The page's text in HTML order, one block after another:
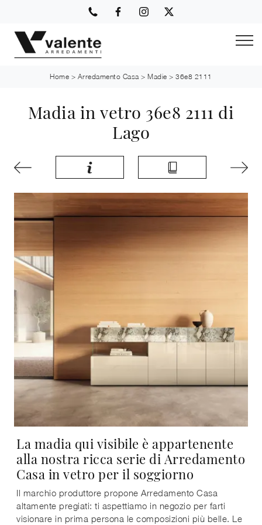
Home > Arredamento Casa >Madie >36e8 2111
Madia in vetro 36e8 2111 di
Lago
La madia qui visibile è appartenente
alla nostra ricca serie di Arredamento
Casa in vetro per il soggiorno
Il marchio produttore propone Arredamento Casa
altamente pregiati: ti aspettiamo in negozio per farti
visionare in prima persona le composizioni più belle. Le